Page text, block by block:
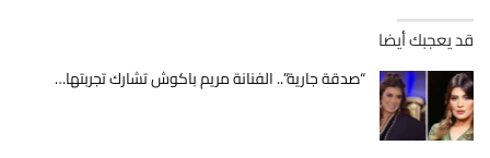
قد يعجبك أيضا
“صدقة جارية”.. الفنانة مريم باكوش تشارك تجربتها…